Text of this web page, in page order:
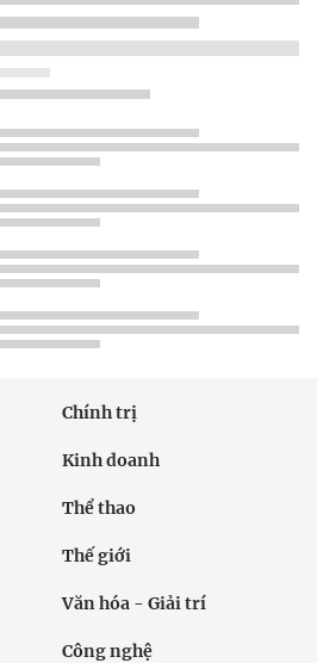
Chính trị
Kinh doanh
Thể thao
Thế giới
Văn hóa - Giải trí
Công nghệ